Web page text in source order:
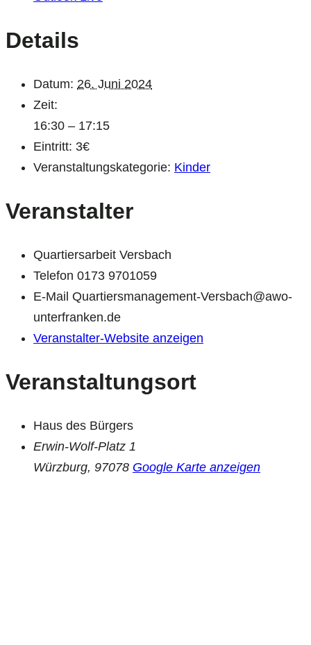
Details
Datum: 26. Juni 2024
Zeit:
16:30 – 17:15
Eintritt: 3€
Veranstaltungskategorie: Kinder
Veranstalter
Quartiersarbeit Versbach
Telefon 0173 9701059
E-Mail Quartiersmanagement-Versbach@awo-
unterfranken.de
Veranstalter-Website anzeigen
Veranstaltungsort
Haus des Bürgers
Erwin-Wolf-Platz 1
Würzburg, 97078 Google Karte anzeigen